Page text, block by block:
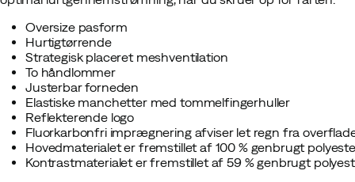
Oversize pasform
Hurtigtørrende
Strategisk placeret meshventilation
To håndlommer
Justerbar forneden
Elastiske manchetter med tommelfingerhuller
Reflekterende logo
Fluorkarbonfri imprægnering afviser let regn fra
Hovedmaterialet er fremstillet af 100 % genbrugt
Kontrastmaterialet er fremstillet af 59 % genbrugt